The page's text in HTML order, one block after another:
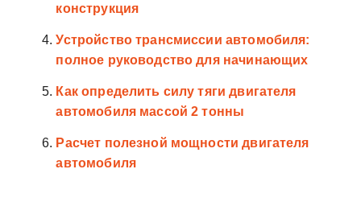
конструкция
Устройство трансмиссии автомобиля:
полное руководство для начинающих
Как определить силу тяги двигателя
автомобиля массой 2 тонны
Расчет полезной мощности двигателя
автомобиля